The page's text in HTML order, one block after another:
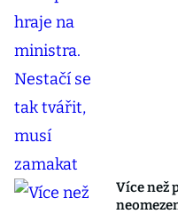
Více než